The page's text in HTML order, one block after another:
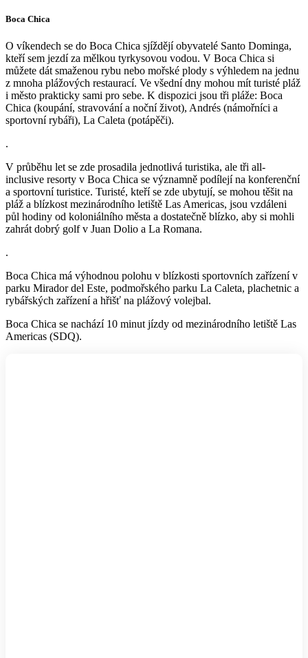
Boca Chica
O víkendech se do Boca Chica sjíždějí obyvatelé Santo Dominga,
kteří sem jezdí za mělkou tyrkysovou vodou. V Boca Chica si
můžete dát smaženou rybu nebo mořské plody s výhledem na jednu
z mnoha plážových restaurací. Ve všední dny mohou mít turisté pláž
i město prakticky sami pro sebe. K dispozici jsou tři pláže: Boca
Chica (koupání, stravování a noční život), Andrés (námořníci a
sportovní rybáři), La Caleta (potápěči).
.
V průběhu let se zde prosadila jednotlivá turistika, ale tři all-
inclusive resorty v Boca Chica se významně podílejí na konferenční
a sportovní turistice. Turisté, kteří se zde ubytují, se mohou těšit na
pláž a blízkost mezinárodního letiště Las Americas, jsou vzdáleni
půl hodiny od koloniálního města a dostatečně blízko, aby si mohli
zahrát dobrý golf v Juan Dolio a La Romana.
.
Boca Chica má výhodnou polohu v blízkosti sportovních zařízení v
parku Mirador del Este, podmořského parku La Caleta, plachetnic a
rybářských zařízení a hřišť na plážový volejbal.
Boca Chica se nachází 10 minut jízdy od mezinárodního letiště Las
Americas (SDQ).